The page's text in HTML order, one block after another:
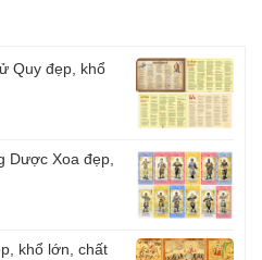
Quy đẹp, khổ
Dược Xoa đẹp,
khổ lớn, chất